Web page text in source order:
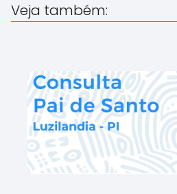
Veja também: